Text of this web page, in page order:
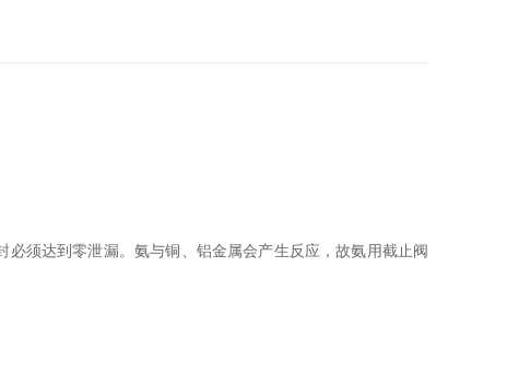
须达到零泄漏。氨与铜、铝金属会产生反应，故氨用截止阀